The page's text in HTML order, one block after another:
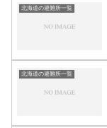
北海道の避難所一覧
北海道の避難所一覧